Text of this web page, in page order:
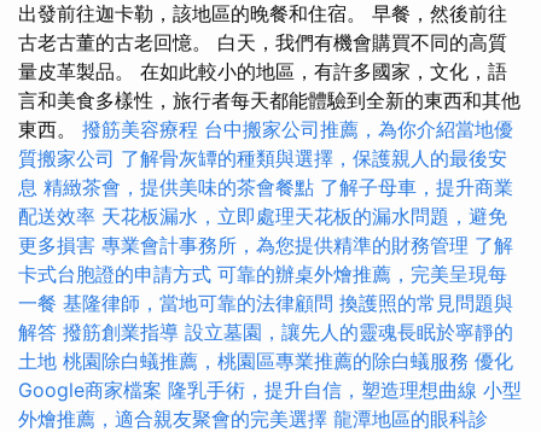
出發前往迦卡勒，該地區的晚餐和住宿。 早餐，然後前往
古老古董的古老回憶。 白天，我們有機會購買不同的高質
量皮革製品。 在如此較小的地區，有許多國家，文化，語
言和美食多樣性，旅行者每天都能體驗到全新的東西和其他
東西。 撥筋美容療程 台中搬家公司推薦，為你介紹當地優
質搬家公司 了解骨灰罈的種類與選擇，保護親人的最後安
息 精緻茶會，提供美味的茶會餐點 了解子母車，提升商業
配送效率 天花板漏水，立即處理天花板的漏水問題，避免
更多損害 專業會計事務所，為您提供精準的財務管理 了解
卡式台胞證的申請方式 可靠的辦桌外燴推薦，完美呈現每
一餐 基隆律師，當地可靠的法律顧問 換護照的常見問題與
解答 撥筋創業指導 設立墓園，讓先人的靈魂長眠於寧靜的
土地 桃園除白蟻推薦，桃園區專業推薦的除白蟻服務 優化
Google商家檔案 隆乳手術，提升自信，塑造理想曲線 小型
外燴推薦，適合親友聚會的完美選擇 龍潭地區的眼科診